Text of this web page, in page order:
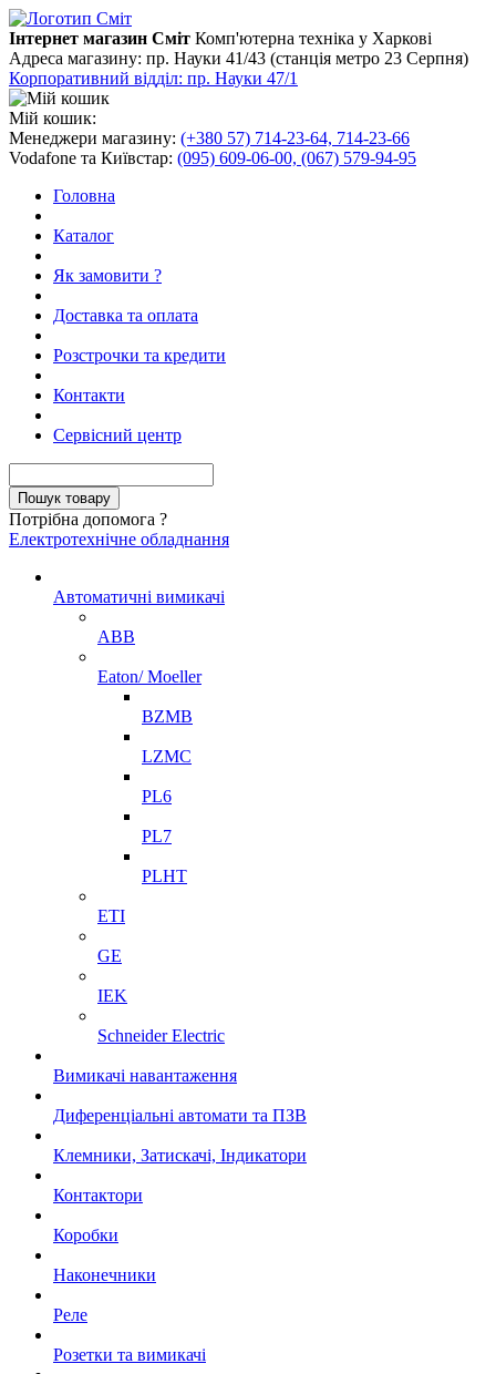
Інтернет магазин Сміт Комп'ютерна техніка у Харкові
Адреса магазину: пр. Науки 41/43 (станція метро 23 Серпня)
Корпоративний відділ: пр. Науки 47/1
Мій кошик:
Менеджери магазину: (+380 57) 714-23-64, 714-23-66
Vodafone та Київстар: (095) 609-06-00, (067) 579-94-95
Головна
Каталог
Як замовити ?
Доставка та оплата
Розстрочки та кредити
Контакти
Сервісний центр
Потрібна допомога ?
Електротехнічне обладнання
Автоматичні вимикачі
ABB
Eaton/ Moeller
BZMB
LZMC
PL6
PL7
PLHT
ETI
GE
IEK
Schneider Electric
Вимикачі навантаження
Диференціальні автомати та ПЗВ
Клемники, Затискачі, Індикатори
Контактори
Коробки
Наконечники
Реле
Розетки та вимикачі